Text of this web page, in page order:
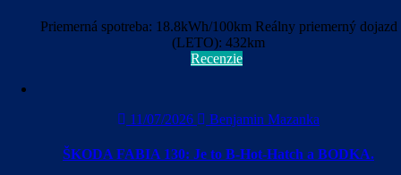
Priemerná spotreba: 18.8kWh/100km Reálny priemerný dojazd
(LETO): 432km
Recenzie
11/07/2026 Benjamin Mazanka
ŠKODA FABIA 130: Je to B-Hot-Hatch a BODKA.